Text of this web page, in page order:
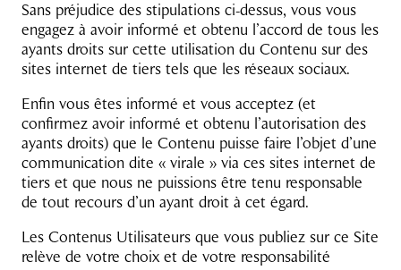
Sans préjudice des stipulations ci-dessus, vous vous
engagez à avoir informé et obtenu l’accord de tous les
ayants droits sur cette utilisation du Contenu sur des
sites internet de tiers tels que les réseaux sociaux.
Enfin vous êtes informé et vous acceptez (et
confirmez avoir informé et obtenu l’autorisation des
ayants droits) que le Contenu puisse faire l’objet d’une
communication dite « virale » via ces sites internet de
tiers et que nous ne puissions être tenu responsable
de tout recours d’un ayant droit à cet égard.
Les Contenus Utilisateurs que vous publiez sur ce Site
relève de votre choix et de votre responsabilité